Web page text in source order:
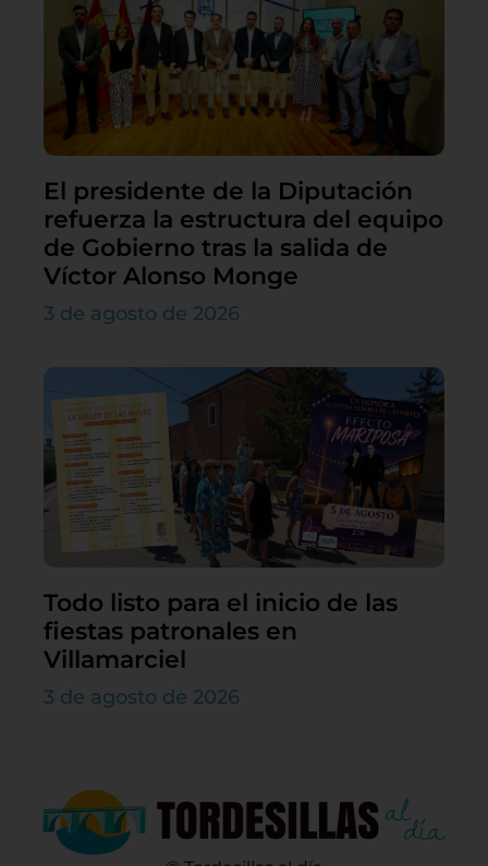
El presidente de la Diputación
refuerza la estructura del equipo
de Gobierno tras la salida de
Víctor Alonso Monge
3 de agosto de 2026
Todo listo para el inicio de las
fiestas patronales en
Villamarciel
3 de agosto de 2026